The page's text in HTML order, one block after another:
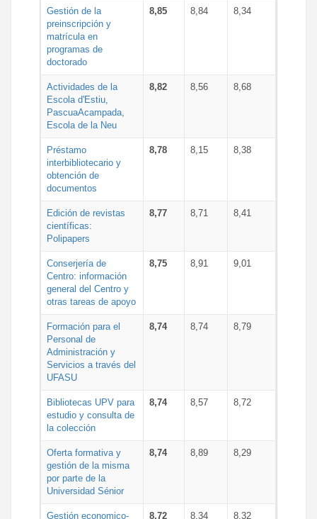
Gestión de la
preinscripción y
matrícula en
programas de
doctorado
8,85 8,84 8,34
Actividades de la
Escola d'Estiu,
PascuaAcampada,
Escola de la Neu
8,82 8,56 8,68
Préstamo
interbibliotecario y
obtención de
documentos
8,78 8,15 8,38
Edición de revistas
científicas:
Polipapers
8,77 8,71 8,41
Conserjería de
Centro: información
general del Centro y
otras tareas de apoyo
8,75 8,91 9,01
Formación para el
Personal de
Administración y
Servicios a través del
UFASU
8,74 8,74 8,79
Bibliotecas UPV para
estudio y consulta de
la colección
8,74 8,57 8,72
Oferta formativa y
gestión de la misma
por parte de la
Universidad Sénior
8,74 8,89 8,29
Gestión economico- 8,72 8,34 8,32